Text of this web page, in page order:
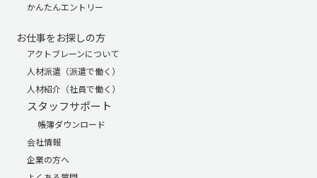
かんたんエントリー
お仕事をお探しの方
アクトブレーンについて
人材派遣（派遣で働く）
人材紹介（社員で働く）
スタッフサポート
帳簿ダウンロード
会社情報
企業の方へ